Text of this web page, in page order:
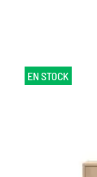
EN STOCK